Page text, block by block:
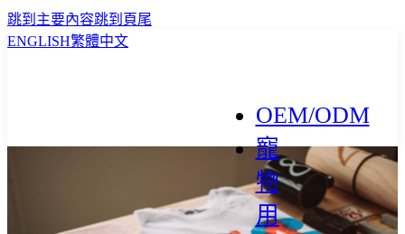
跳到主要內容跳到頁尾
ENGLISH繁體中文
OEM/ODM
寵
物
用